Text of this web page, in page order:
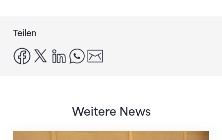
Teilen
facebook
x linkedinwhatsapp
Weitere News
Mit klaren Zielen nach Zagreb